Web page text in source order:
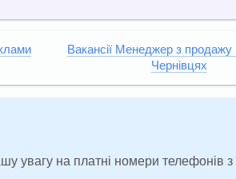
Вакансії Менеджер з
Чернівцях
увагу на платні номери телефонів